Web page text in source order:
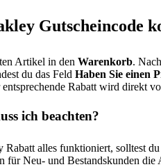
Gutscheincode
Artikel in den Warenkorb.
du das Feld Haben Sie einen
Rabatt wird direkt
ich beachten?
alles funktioniert, solltest
Neu- und Bestandskunden